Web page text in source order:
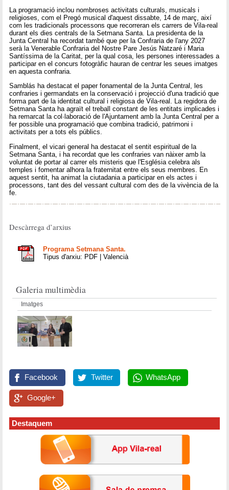
La programació inclou nombroses activitats culturals, musicals i
religioses, com el Pregó musical d'aquest dissabte, 14 de març, així
com les tradicionals processons que recorreran els carrers de Vila-real
durant els dies centrals de la Setmana Santa. La presidenta de la
Junta Central ha recordat també que per la Confraria de l'any 2027
serà la Venerable Confraria del Nostre Pare Jesús Natzaré i Maria
Santíssima de la Caritat, per la qual cosa, les persones interessades a
participar en el concurs fotogràfic hauran de centrar les seues imatges
en aquesta confraria.
Samblás ha destacat el paper fonamental de la Junta Central, les
confraries i germandats en la conservació i projecció d'una tradició que
forma part de la identitat cultural i religiosa de Vila-real. La regidora de
Setmana Santa ha agraït el treball constant de les entitats implicades i
ha remarcat la col·laboració de l'Ajuntament amb la Junta Central per a
fer possible una programació que combina tradició, patrimoni i
activitats per a tots els públics.
Finalment, el vicari general ha destacat el sentit espiritual de la
Setmana Santa, i ha recordat que les confraries van nàixer amb la
voluntat de portar al carrer els misteris que l'Església celebra als
temples i fomentar alhora la fraternitat entre els seus membres. En
aquest sentit, ha animat la ciutadania a participar en els actes i
processons, tant des del vessant cultural com des de la vivència de la
fe.
Descàrrega d’arxius
Programa Setmana Santa.
Tipus d'arxiu: PDF | Valencià
Galeria multimèdia
Imatges
Facebook Twitter WhatsApp
Google+
Destaquem